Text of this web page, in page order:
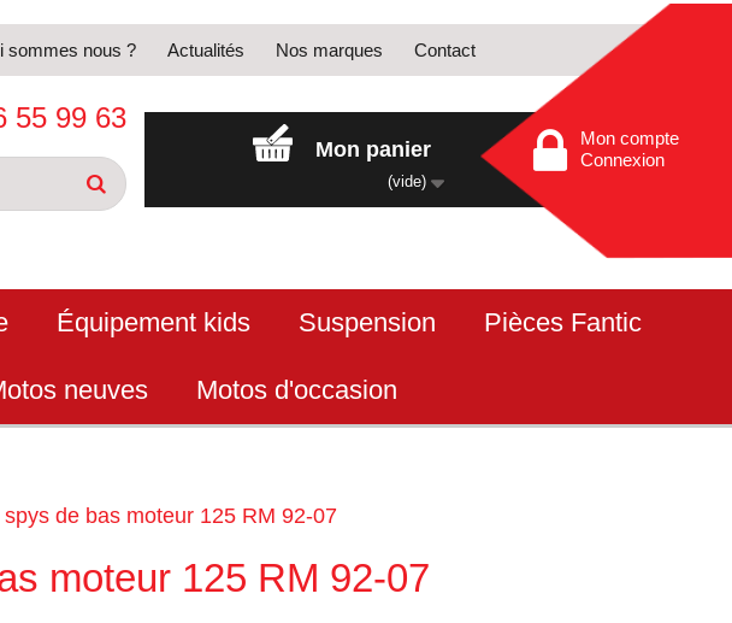
sommes nous ? Actualités Nos marques Contact
55 99 63
Mon panier
(vide)
Mon compte
Connexion
Équipement kids Suspension Pièces Fantic
neuves Motos d'occasion
de bas moteur 125 RM 92-07
moteur 125 RM 92-07